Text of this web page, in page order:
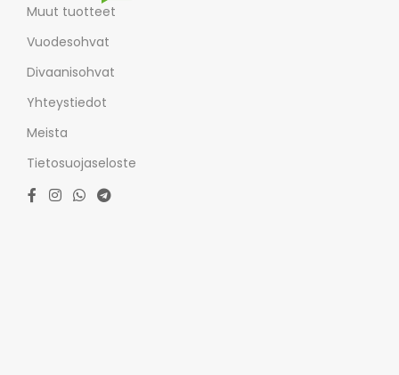
Muut tuotteet
Vuodesohvat
Divaanisohvat
Yhteystiedot
Meista
Tietosuojaseloste